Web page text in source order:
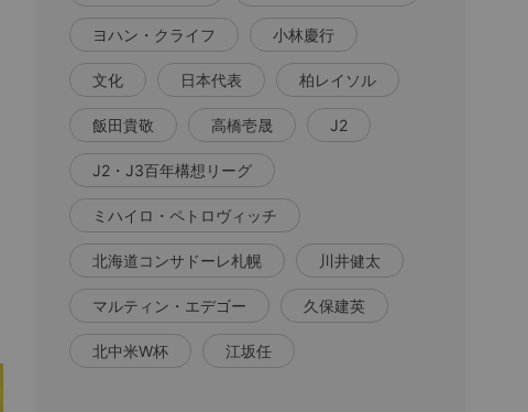
ヨハン・クライフ 小林慶行
文化 日本代表 柏レイソル
飯田貴敬 高橋壱晟 J2
J2・J3百年構想リーグ
ミハイロ・ペトロヴィッチ
北海道コンサドーレ札幌 川井健太
マルティン・エデゴー 久保建英
北中米W杯 江坂任